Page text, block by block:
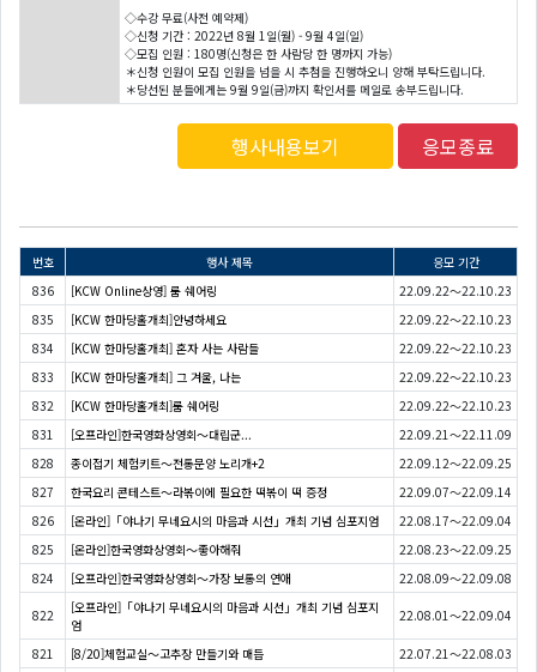
◇수강 무료(사전 예약제)
◇신청 기간 : 2022년 8월 1일(월) - 9월 4일(일)
◇모집 인원 : 180명(신청은 한 사람당 한 명까지 가능)
＊신청 인원이 모집 인원을 넘을 시 추첨을 진행하오니 양해 부탁드립니다.
＊당선된 분들에게는 9월 9일(금)까지 확인서를 메일로 송부드립니다.
행사내용보기 응모종료
번호 행사 제목
응모 기간
836
[KCW Online상영] 룸 쉐어링
22.09.22～22.10.23
835
[KCW 한마당홀개최]안녕하세요
22.09.22～22.10.23
834
[KCW 한마당홀개최] 혼자 사는 사람들
22.09.22～22.10.23
833
[KCW 한마당홀개최] 그 겨울, 나는
22.09.22～22.10.23
832
[KCW 한마당홀개최]룸 쉐어링
22.09.22～22.10.23
831
[오프라인]한국영화상영회〜대립군...
22.09.21～22.11.09
828
종이접기 체험키트～전통문양 노리개+2
22.09.12～22.09.25
827
한국요리 콘테스트～라볶이에 필요한 떡볶이 떡 증정
22.09.07～22.09.14
826
[온라인]「야나기 무네요시의 마음과 시선」개최 기념 심포지엄
22.08.17～22.09.04
825
[온라인]한국영화상영회〜좋아해줘
22.08.23～22.09.25
824
[오프라인]한국영화상영회〜가장 보통의 연애 22.08.09～22.09.08
822
[오프라인]「야나기 무네요시의 마음과 시선」개최 기념 심포지
엄
22.08.01～22.09.04
821 [8/20]체험교실～고추장 만들기와 매듭
22.07.21～22.08.03